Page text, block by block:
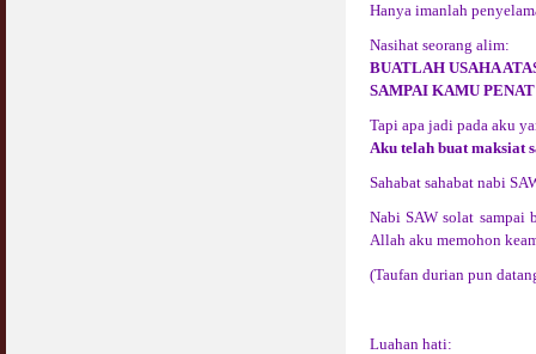
Hanya imanlah
Nasihat seorang alim:
BUATLAH USAHA
SAMPAI KAMU
Tapi apa jadi pada aku
Aku telah buat maksiat
Sahabat sahabat nabi
Nabi SAW solat sampai
Allah aku memohon
(Taufan durian pun
Luahan hati: